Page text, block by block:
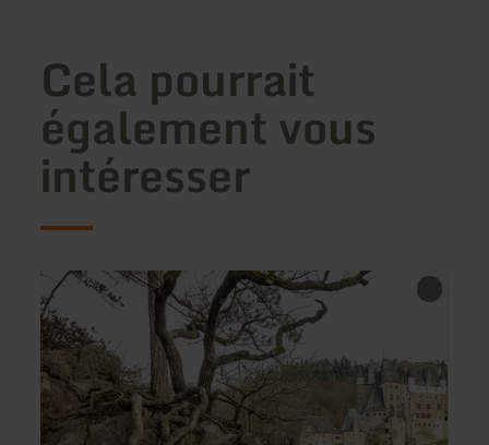
Cela pourrait
également vous
intéresser
en
savoir
plus
sur
:
Traumpfad
Eltzer
Burgpanorama